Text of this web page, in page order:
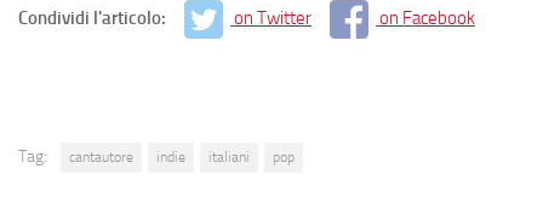
Condividi l'articolo: on Twitter on Facebook
Tag: cantautore indie italiani pop